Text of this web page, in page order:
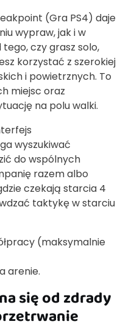
(Gra PS4) daje
wypraw, jak i w
tego, czy grasz solo,
korzystać z szerokiej
i powietrznych. To
miejsc oraz
na polu walki.
wyszukiwać
do wspólnych
razem albo
czekają starcia 4
taktykę w starciu
(maksymalnie
arenie.
się od zdrady